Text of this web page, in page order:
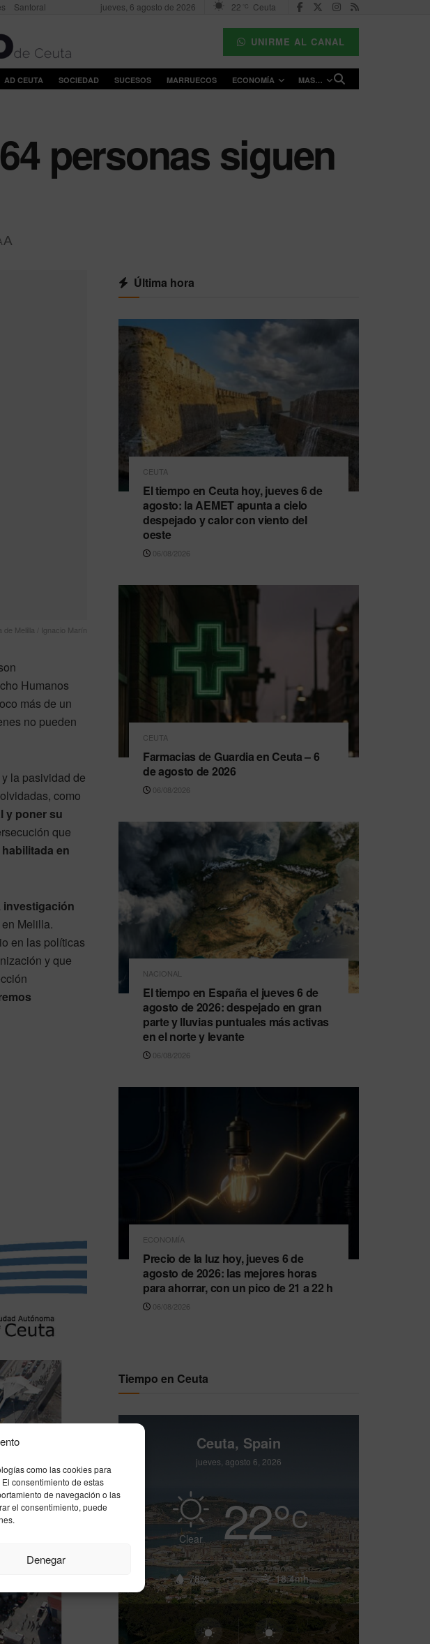
como las cookies para
consentimiento de estas
de navegación o las
el consentimiento, puede
Denegar
Santoral jueves, 6 agosto de 2026 22 °C Ceuta
UNIRME AL CANAL
AD CEUTA SOCIEDAD SUCESOS MARRUECOS ECONOMÍA MAS…
personas siguen
A
de Melilla / Ignacio Marín
Humanos
más de un
no pueden
la pasividad de
como
y poner su
que
en
investigación
en Melilla.
en las políticas
y que
Última hora
CEUTA
El tiempo en Ceuta hoy, jueves 6 de
agosto: la AEMET apunta a cielo
despejado y calor con viento del
oeste
06/08/2026
CEUTA
Farmacias de Guardia en Ceuta – 6
de agosto de 2026
06/08/2026
NACIONAL
El tiempo en España el jueves 6 de
agosto de 2026: despejado en gran
parte y lluvias puntuales más activas
en el norte y levante
06/08/2026
ECONOMÍA
Precio de la luz hoy, jueves 6 de
agosto de 2026: las mejores horas
para ahorrar, con un pico de 21 a 22 h
06/08/2026
Tiempo en Ceuta
Ceuta, Spain
jueves, agosto 6, 2026
Clear 22°C
78% 18.4mh